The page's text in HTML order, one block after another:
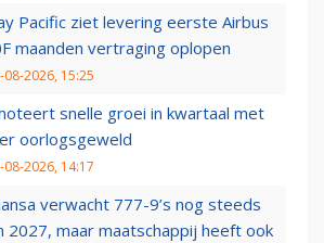
Pacific ziet levering eerste Airbus
maanden vertraging oplopen
08-2026, 15:25
snelle groei in kwartaal met
oorlogsgeweld
08-2026, 14:17
verwacht 777-9’s nog steeds
2027, maar maatschappij heeft ook